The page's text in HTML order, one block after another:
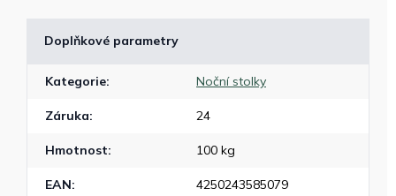
Doplňkové parametry
Kategorie: Noční stolky
Záruka: 24
Hmotnost: 100 kg
EAN: 4250243585079